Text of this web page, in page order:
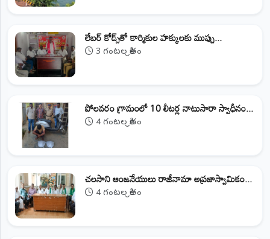
లేబర్ కోడ్స్‌తో కార్మికుల హక్కులకు ముప్పు...
3 గంటల క్రితం
పోలవరం గ్రామంలో 10 లీటర్ల నాటుసారా స్వాధీనం...
4 గంటల క్రితం
చలసాని ఆంజనేయులు రాజీనామా అప్రజాస్వామికం...
4 గంటల క్రితం